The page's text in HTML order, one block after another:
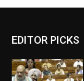
EDITOR PICKS